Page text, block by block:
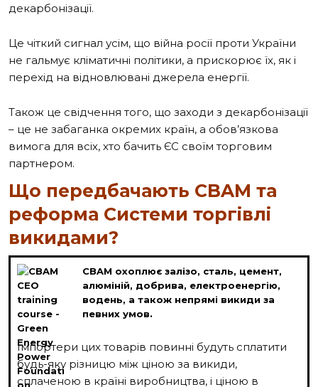
декарбонізації.
Це чіткий сигнал усім, що війна росії проти України
не гальмує кліматичні політики, а прискорює їх, як і
перехід на відновлювані джерела енергії.
Також це свідчення того, що заходи з декарбонізації
– це не забаганка окремих країн, а обов’язкова
вимога для всіх, хто бачить ЄС своїм торговим
партнером.
Що передбачають CBAM та
реформа Системи торгівлі
викидами?
CBAM охоплює залізо, сталь, цемент,
алюміній, добрива, електроенергію,
водень, а також непрямі викиди за
певних умов.
Імпортери цих товарів повинні будуть сплатити
будь-яку різницю між ціною за викиди,
сплаченою в країні виробництва, і ціною в